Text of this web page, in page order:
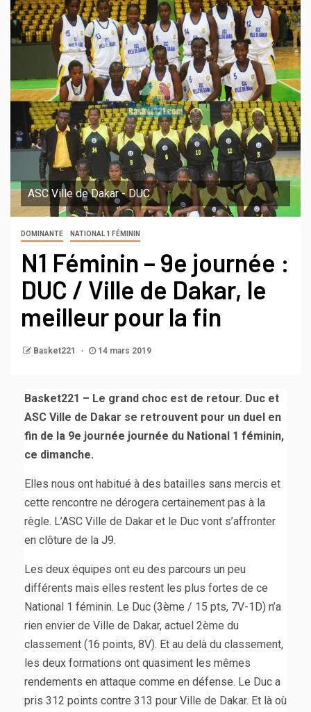
ASC Ville de Dakar - DUC
DOMINANTE NATIONAL 1 FÉMININ
N1 Féminin – 9e journée :
DUC / Ville de Dakar, le
meilleur pour la fin
Basket221 14 mars 2019
Basket221 – Le grand choc est de retour. Duc et
ASC Ville de Dakar se retrouvent pour un duel en
fin de la 9e journée journée du National 1 féminin,
ce dimanche.
Elles nous ont habitué à des batailles sans mercis et
cette rencontre ne dérogera certainement pas à la
règle. L’ASC Ville de Dakar et le Duc vont s’affronter
en clôture de la J9.
Les deux équipes ont eu des parcours un peu
différents mais elles restent les plus fortes de ce
National 1 féminin. Le Duc (3ème / 15 pts, 7V-1D) n’a
rien envier de Ville de Dakar, actuel 2ème du
classement (16 points, 8V). Et au delà du classement,
les deux formations ont quasiment les mêmes
rendements en attaque comme en défense. Le Duc a
pris 312 points contre 313 pour Ville de Dakar. Et là où